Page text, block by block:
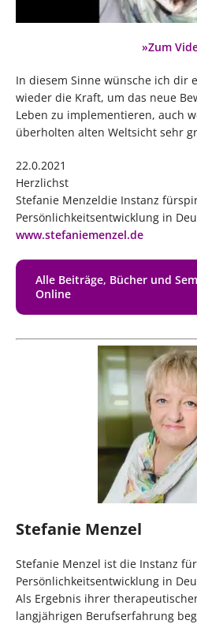
»Zum
In diesem Sinne wünsche ich dir
wieder die Kraft, um das neue
Leben zu implementieren, auch
überholten alten Weltsicht sehr
22.0.2021
Herzlichst
Stefanie Menzeldie Instanz
Persönlichkeitsentwicklung in
www.stefaniemenzel.de
Alle Beiträge, Bücher und
Online
Stefanie Menzel
Stefanie Menzel ist die Instanz
Persönlichkeitsentwicklung in
Als Ergebnis ihrer
langjährigen Berufserfahrung